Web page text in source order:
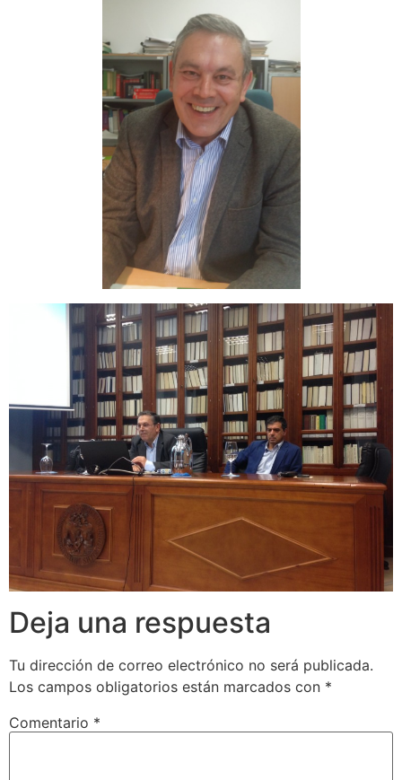
Deja una respuesta
Tu dirección de correo electrónico no será publicada.
Los campos obligatorios están marcados con *
Comentario *